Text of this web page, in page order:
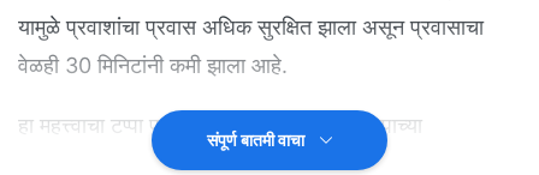
यामुळे प्रवाशांचा प्रवास अधिक सुरक्षित झाला असून प्रवासाचा
वेळही 30 मिनिटांनी कमी झाला आहे.
हा महत्त्वाचा टप्पा पार पडल्यानंतर आता या प्रकल्पाच्या
नामकरणावरून राजकीय आणि सामाजिक वर्तुळात चर्चा सुरू झाली
संपूर्ण बातमी वाचा